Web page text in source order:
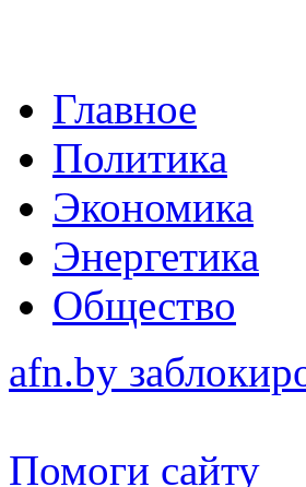
Главное
Политика
Экономика
Энергетика
Общество
afn.by
Помоги сайту